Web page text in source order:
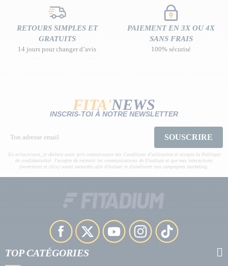
RETOURS SIMPLES ET
GRATUITS
14 jours pour changer d’avis
PAIEMENT EN 3X OU 4X
SANS FRAIS
100% sécurisé
FITA'NEWS
INSCRIS-TOI À NOTRE NEWSLETTER
SOUSCRIRE
En m'inscrivant, je déclare avoir pris connaissance des Conditions d’utilisation et accepte la Politique
de confidentialité. J'accepte de recevoir les communications de Fitadium et que mes interactions
(ouvertures et clics) soient mesurées afin d'évaluer et d'améliorer nos campagnes marketing.
TOP CATÉGORIES